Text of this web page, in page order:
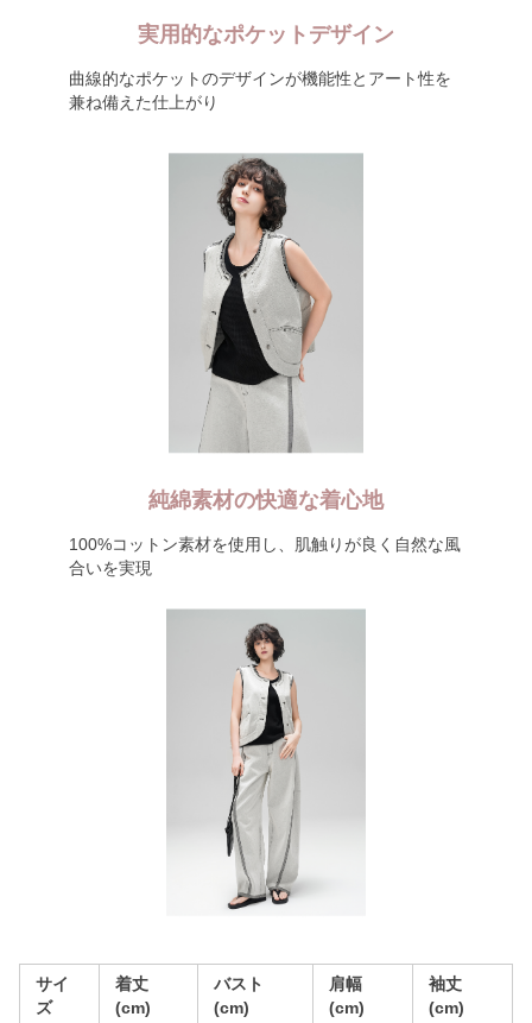
実用的なポケットデザイン
曲線的なポケットのデザインが機能性とアート性を
兼ね備えた仕上がり
純綿素材の快適な着心地
100%コットン素材を使用し、肌触りが良く自然な風
合いを実現
サイ
ズ
着丈
(cm)
バスト
(cm)
肩幅
(cm)
袖丈
(cm)